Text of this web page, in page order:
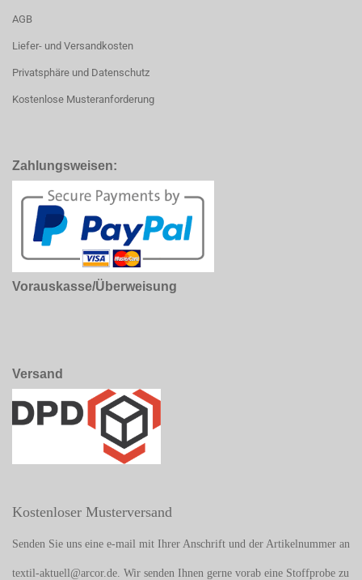
AGB
Liefer- und Versandkosten
Privatsphäre und Datenschutz
Kostenlose Musteranforderung
Zahlungsweisen:
Vorauskasse/Überweisung
Versand
Kostenloser Musterversand
Senden Sie uns eine e-mail mit Ihrer Anschrift und der Artikelnummer an
textil-aktuell@arcor.de. Wir senden Ihnen gerne vorab eine Stoffprobe zu